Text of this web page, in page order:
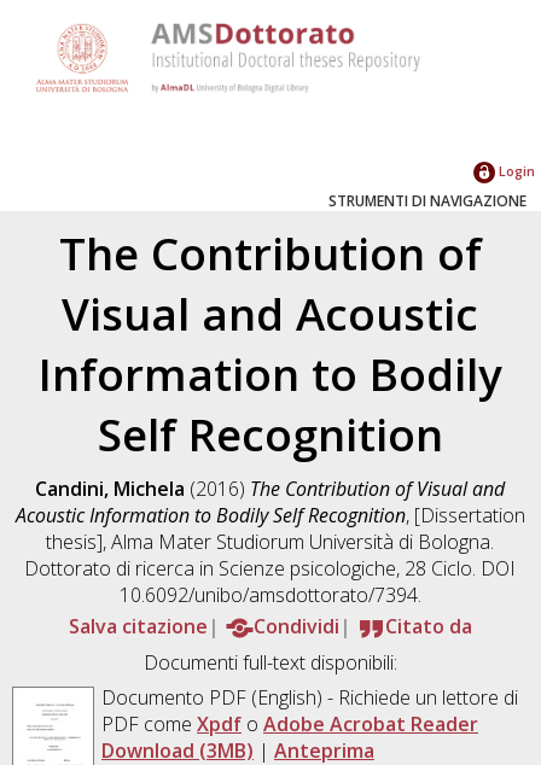
Login
STRUMENTI DI NAVIGAZIONE
The Contribution of
Visual and Acoustic
Information to Bodily
Self Recognition
Candini, Michela (2016) The Contribution of Visual and
Acoustic Information to Bodily Self Recognition, [Dissertation
thesis], Alma Mater Studiorum Università di Bologna.
Dottorato di ricerca in Scienze psicologiche, 28 Ciclo. DOI
10.6092/unibo/amsdottorato/7394.
Salva citazione
Condividi
Citato da
Documenti full-text disponibili:
Documento PDF(English) - Richiede un lettore di
PDF come Xpdfo Adobe Acrobat Reader
Download (3MB) | Anteprima